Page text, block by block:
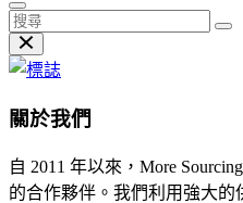
關於我們
自 2011 年以來，More
的合作夥伴。我們利用強大的